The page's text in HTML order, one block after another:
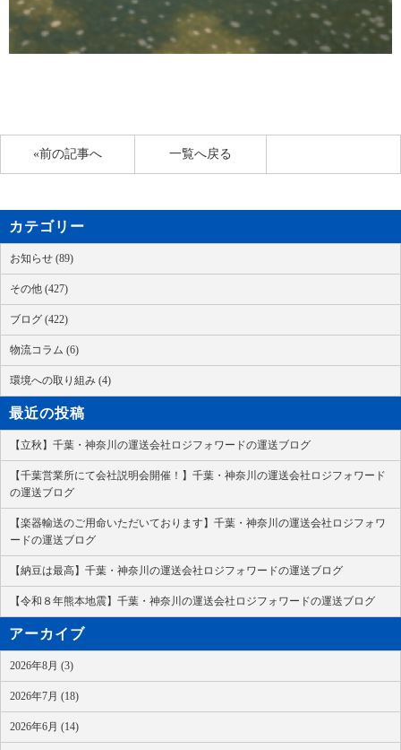
«前の記事へ 一覧へ戻る
カテゴリー
お知らせ (89)
その他 (427)
ブログ (422)
物流コラム (6)
環境への取り組み (4)
最近の投稿
【立秋】千葉・神奈川の運送会社ロジフォワードの運送ブログ
【千葉営業所にて会社説明会開催！】千葉・神奈川の運送会社ロジフォワード
の運送ブログ
【楽器輸送のご用命いただいております】千葉・神奈川の運送会社ロジフォワ
ードの運送ブログ
【納豆は最高】千葉・神奈川の運送会社ロジフォワードの運送ブログ
【令和８年熊本地震】千葉・神奈川の運送会社ロジフォワードの運送ブログ
アーカイブ
2026年8月 (3)
2026年7月 (18)
2026年6月 (14)